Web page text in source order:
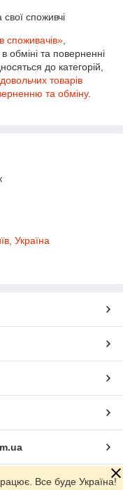
споживчі
споживачів»
обміні та поверненні
до категорій,
товарів
та обміну.
Україна
Все буде Україна!